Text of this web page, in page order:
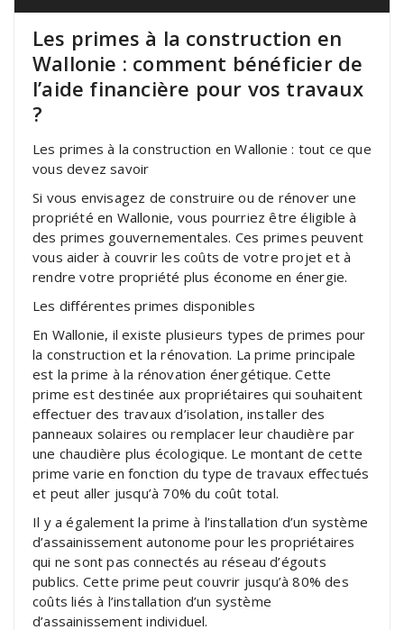
Les primes à la construction en
Wallonie : comment bénéficier de
l’aide financière pour vos travaux
?
Les primes à la construction en Wallonie : tout ce que
vous devez savoir
Si vous envisagez de construire ou de rénover une
propriété en Wallonie, vous pourriez être éligible à
des primes gouvernementales. Ces primes peuvent
vous aider à couvrir les coûts de votre projet et à
rendre votre propriété plus économe en énergie.
Les différentes primes disponibles
En Wallonie, il existe plusieurs types de primes pour
la construction et la rénovation. La prime principale
est la prime à la rénovation énergétique. Cette
prime est destinée aux propriétaires qui souhaitent
effectuer des travaux d’isolation, installer des
panneaux solaires ou remplacer leur chaudière par
une chaudière plus écologique. Le montant de cette
prime varie en fonction du type de travaux effectués
et peut aller jusqu’à 70% du coût total.
Il y a également la prime à l’installation d’un système
d’assainissement autonome pour les propriétaires
qui ne sont pas connectés au réseau d’égouts
publics. Cette prime peut couvrir jusqu’à 80% des
coûts liés à l’installation d’un système
d’assainissement individuel.